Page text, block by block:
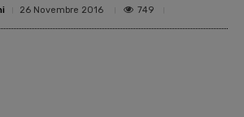
26 Novembre 2016 749